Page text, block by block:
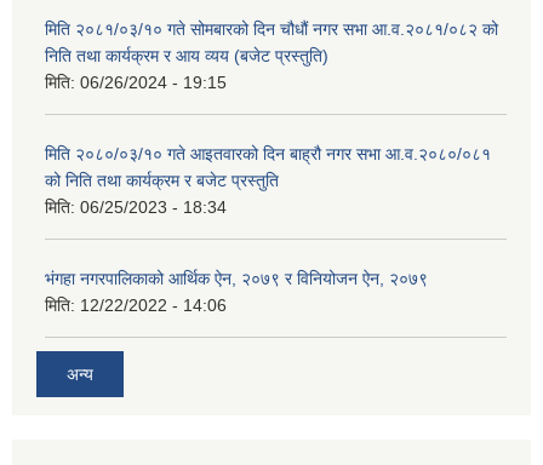
मिति २०८१/०३/१० गते सोमबारको दिन चौधौं नगर सभा आ.व.२०८१/०८२ को
निति तथा कार्यक्रम र आय व्यय (बजेट प्रस्तुति)
मिति: 06/26/2024 - 19:15
मिति २०८०/०३/१० गते आइतवारको दिन बाह्रौ नगर सभा आ.व.२०८०/०८१
को निति तथा कार्यक्रम र बजेट प्रस्तुति
मिति: 06/25/2023 - 18:34
भंगहा नगरपालिकाको आर्थिक ऐन, २०७९ र विनियोजन ऐन, २०७९
मिति: 12/22/2022 - 14:06
अन्य